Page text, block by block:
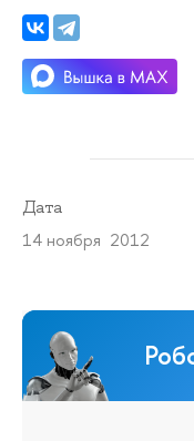
Дата
14 ноября 2012